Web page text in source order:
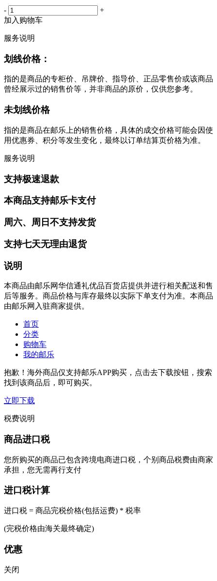
-
+
加入购物车
服务说明
划线价格：
指的是商品的专柜价、吊牌价、指导价、正品零售价或该商品
曾经展示过的销售价等，并非商品的原价，仅供您参考。
未划线价格
指的是商品在邮乐上的销售价格，具体的成交价格可能会因使
用优惠券、积分等发生变化，最终以订单结算页价格为准。
服务说明
支持极速退款
本商品支持邮乐卡支付
周六、周日不支持发货
支持七天无理由退货
说明
本商品由邮乐网华信通礼优品百货店提供并进行相关配送和售
后等服务。商品价格与库存最终以实际下单支付为准。本商品
由邮乐网入驻商家提供。
首页
分类
购物车
我的邮乐
抱歉！海外商品仅支持邮乐APP购买，点击去下载按钮，搜索
找到该商品后，即可购买。
立即下载
税费说明
商品进口税
您所购买的商品已包含跨境电商进口税，个别商品税费由商家
承担，您无需再行支付
进口税计算
进口税 = 商品完税价格(包括运费) * 税率
(完税价格由海关最终确定)
优惠
关闭